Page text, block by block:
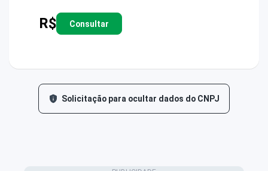
R$ Consultar
Solicitação para ocultar dados do CNPJ